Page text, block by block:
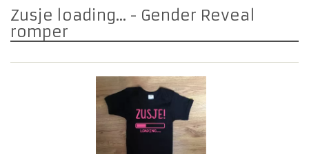
Zusje loading... - Gender Reveal
romper